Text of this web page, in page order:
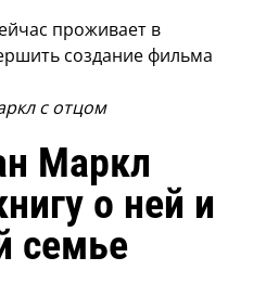
проживает в
создание фильма
с отцом
Маркл
о ней и
семье